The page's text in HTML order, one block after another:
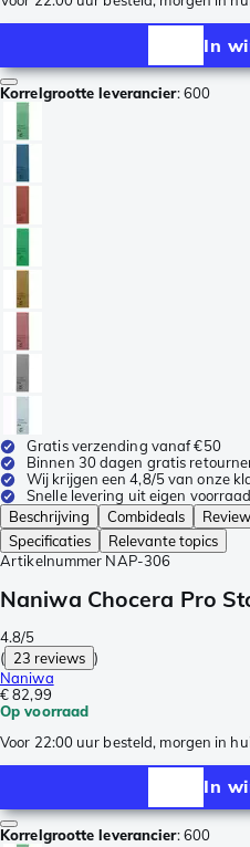
In
Korrelgrootte leverancier:600
Gratis verzending vanaf €50
Binnen 30 dagen gratis
Wij krijgen een 4,8/5 van onze
Snelle levering uit eigen voorraad
Beschrijving
Combideals
Specificaties
Relevante topics
Artikelnummer NAP-306
Naniwa Chocera Pro
4.8/5
( 23 reviews )
Naniwa
€ 82,99
Op voorraad
Voor 22:00 uur besteld, morgen in
In
Korrelgrootte leverancier:600